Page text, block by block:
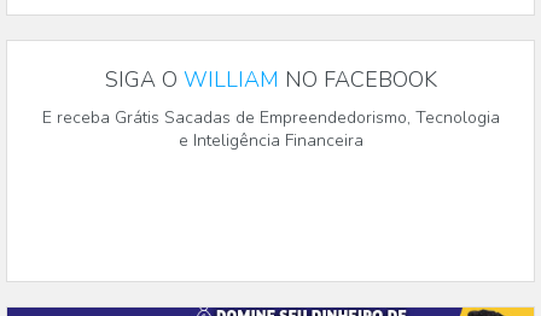
SIGA O WILLIAM NO FACEBOOK
E receba Grátis Sacadas de Empreendedorismo, Tecnologia
e Inteligência Financeira